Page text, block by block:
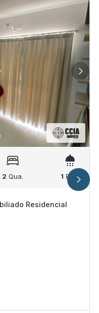
2 Qua. 1 Ban.
Residencial